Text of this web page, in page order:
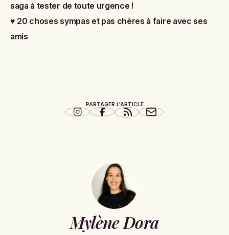
saga à tester de toute urgence !
♥ 20 choses sympas et pas chères à faire avec ses
amis
PARTAGER L'ARTICLE
Mylène Dora